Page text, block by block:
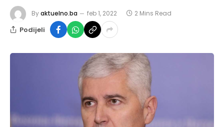
Byaktuelno.ba feb 1, 2022 2 Mins Read
Podijeli